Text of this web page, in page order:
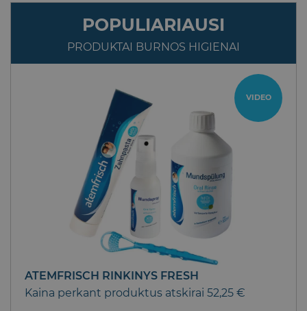
POPULIARIAUSI
PRODUKTAI BURNOS HIGIENAI
VIDEO
ATEMFRISCH RINKINYS FRESH
Kaina perkant produktus atskirai 52,25 €